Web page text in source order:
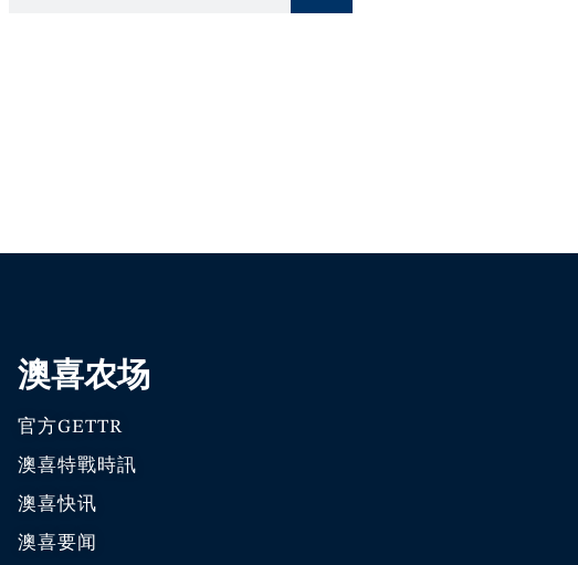
澳喜农场
官方GETTR
澳喜特戰時訊
澳喜快讯
澳喜要闻